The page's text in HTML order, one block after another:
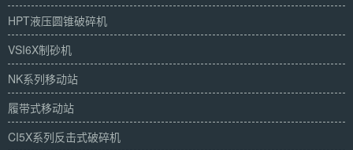
HPT液压圆锥破碎机
VSI6X制砂机
NK系列移动站
履带式移动站
CI5X系列反击式破碎机